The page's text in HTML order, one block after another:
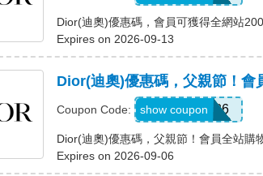
Dior(迪奧)優惠碼，會員可獲得全網站
Expires on 2026-09-13
Dior(迪奧)優惠碼，父親節！會
Coupon Code: DDAY26
show coupon
Dior(迪奧)優惠碼，父親節！會員全站購
Expires on 2026-09-06